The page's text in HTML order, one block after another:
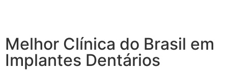
Melhor Clínica do Brasil em
Implantes Dentários